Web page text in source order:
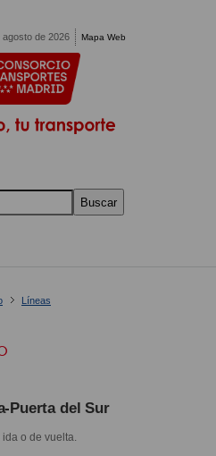
agosto de 2026 Mapa Web
Buscar
Líneas
Puerta del Sur
o de vuelta.